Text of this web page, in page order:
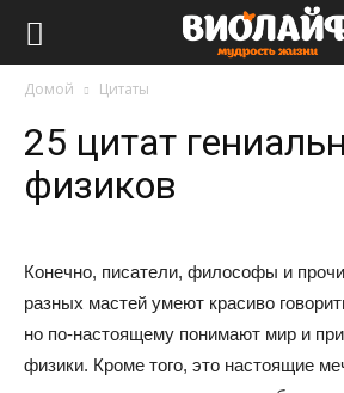
Домой Цитаты
25 цитат
физиков
Конечно, писатели, философы и
разных мастей умеют красиво
но по-настоящему понимают мир и
физики. Кроме того, это настоящие